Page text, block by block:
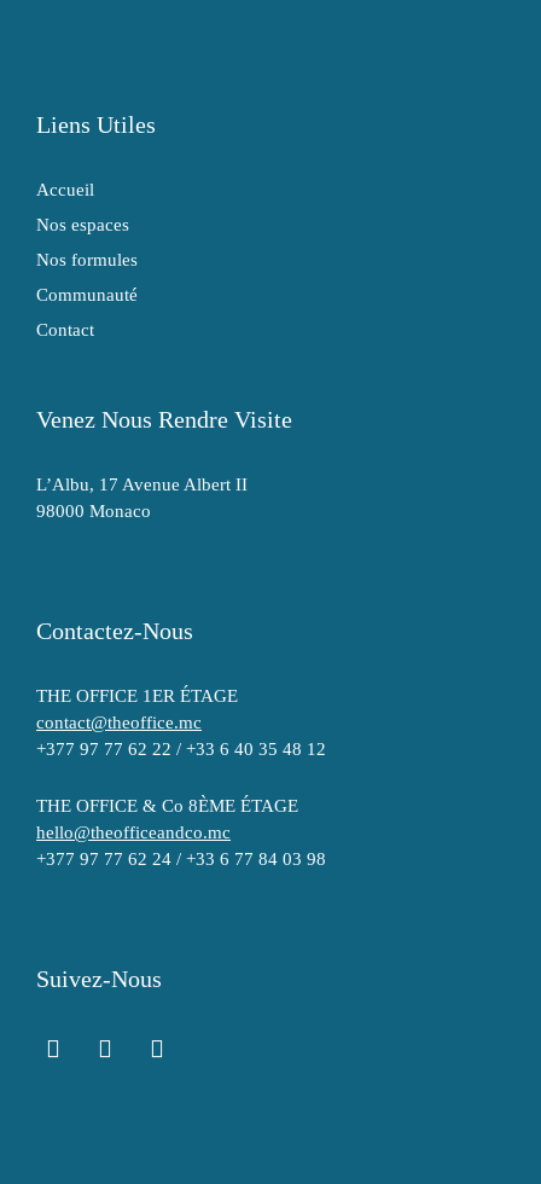
Liens Utiles
Accueil
Nos espaces
Nos formules
Communauté
Contact
Venez Nous Rendre Visite
L’Albu, 17 Avenue Albert II
98000 Monaco
Contactez-Nous
THE OFFICE 1ER ÉTAGE
contact@theoffice.mc
+377 97 77 62 22 / +33 6 40 35 48 12
THE OFFICE & Co 8ÈME ÉTAGE
hello@theofficeandco.mc
+377 97 77 62 24 / +33 6 77 84 03 98
Suivez-Nous